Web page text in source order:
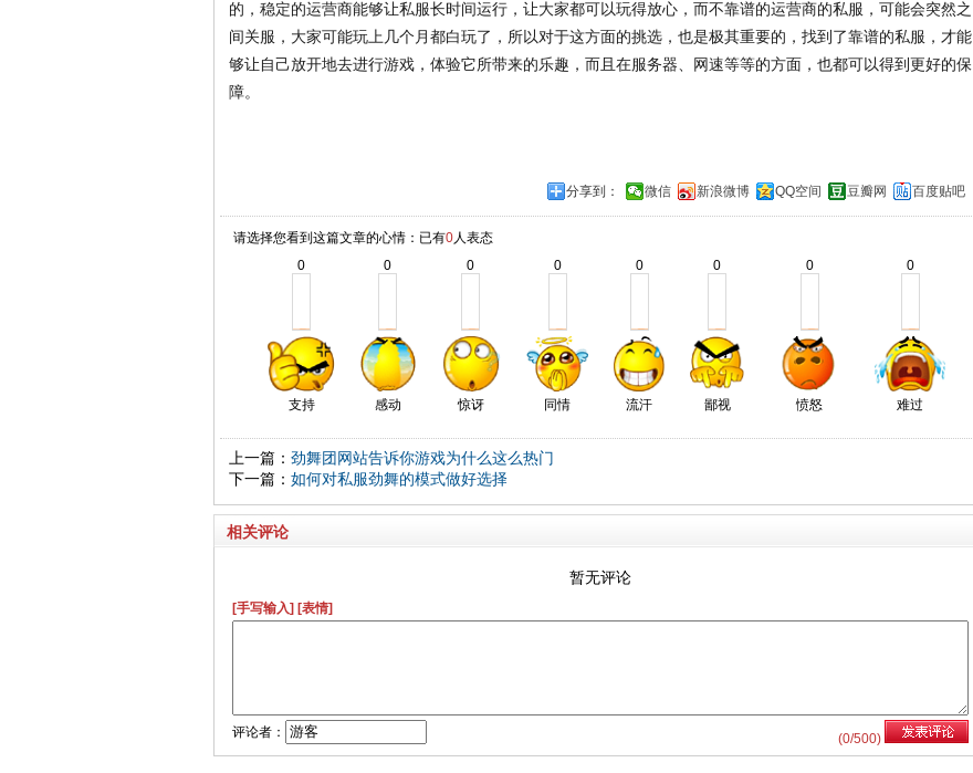
的，稳定的运营商能够让私服长时间运行，让大家都可以玩得放心，而不靠谱的运营商的私服，可能会突然之
间关服，大家可能玩上几个月都白玩了，所以对于这方面的挑选，也是极其重要的，找到了靠谱的私服，才能
够让自己放开地去进行游戏，体验它所带来的乐趣，而且在服务器、网速等等的方面，也都可以得到更好的保
障。
分享到： 微信 新浪微博 QQ空间 豆瓣网 百度贴吧
请选择您看到这篇文章的心情：已有0人表态
0
支持
0
感动
0
惊讶
0
同情
0
流汗
0
鄙视
0
愤怒
0
难过
上一篇： 劲舞团网站告诉你游戏为什么这么热门
下一篇： 如何对私服劲舞的模式做好选择
相关评论
暂无评论
[手写输入] [表情]
(0/500)
评论者：